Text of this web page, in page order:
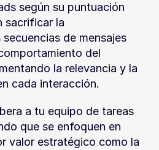
según su puntuación
sacrificar la
de mensajes
del
la relevancia y la
cada interacción.
a tu equipo de tareas
que se enfoquen en
valor estratégico como la